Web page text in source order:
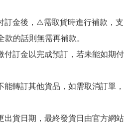
訂金後，⚠️需取貨時進行補款，支
的話則無需再補款。
付訂金以完成預訂，若未能如期付
轉訂其他貨品，如需取消訂單，
出貨日期，最終發貨日由官方網站